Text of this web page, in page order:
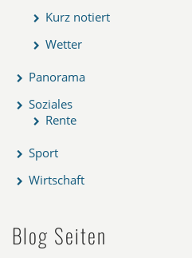
Kurz notiert
Wetter
Panorama
Soziales
Rente
Sport
Wirtschaft
Blog Seiten